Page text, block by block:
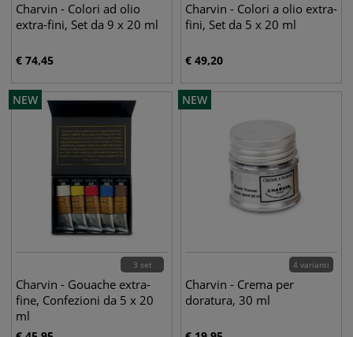
Charvin - Colori ad olio
extra-fini, Set da 9 x 20 ml
€ 74,45
Charvin - Colori a olio extra-
fini, Set da 5 x 20 ml
€ 49,20
NEW
3 set
Charvin - Gouache extra-
fine, Confezioni da 5 x 20
ml
NEW
4 varianti
Charvin - Crema per
doratura, 30 ml